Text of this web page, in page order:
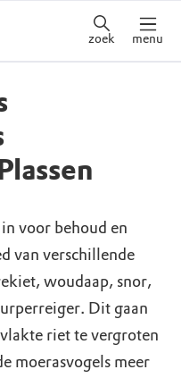
zoek menu
voor behoud en
van verschillende
woudaap, snor,
Dit gaan
riet te vergroten
moerasvogels meer